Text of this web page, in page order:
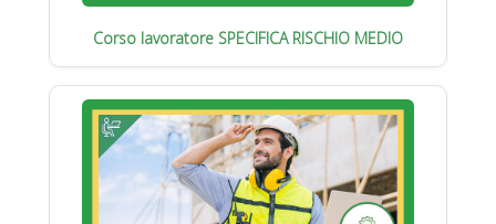
Corso lavoratore SPECIFICA RISCHIO MEDIO